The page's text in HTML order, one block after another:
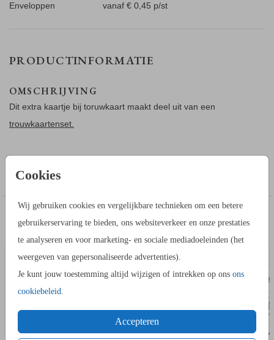
Cookies
Wij gebruiken cookies en vergelijkbare technieken om een betere
gebruikerservaring te bieden, ons websiteverkeer en onze prestaties
te analyseren en voor marketing- en sociale mediadoeleinden (het
weergeven van gepersonaliseerde advertenties).
Je kunt jouw toestemming altijd wijzigen of intrekken op ons ons
cookiebeleid
Accepteren
Enveloppen
vanaf € 0,45 p/st
PRODUCTINFORMATIE
OMSCHRIJVING
Dit extra kaartje bij toruwkaart maakt deel uit van een
trouwkaartenset.
Passend bij de trouwkaart kun je dit extra kaartje bestellen
met extra info.
leuk contrast, maar ook omdat op dit kaartje geen folie
gedrukt wordt. Een kaartje zonder folie wordt op een ander
papiersoort gedrukt dan met folie. Door de groene
achtergrondkleur valt het verschil in papiersoort niet op. We
adviseren papiersoort Natuurkarton.
TIP: bestel dit extra informatiekaartje één slag kleiner dan de
trouwkaart. Dus bij een trouwkaart van 13 bij 13 cm bestel je
IN DEZELFDE STIJL KUN JE DIT OOK
BESTELLENBEDANKKAART BORDJE BIJ